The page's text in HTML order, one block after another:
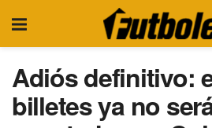
Adiós definitivo:
billetes ya no